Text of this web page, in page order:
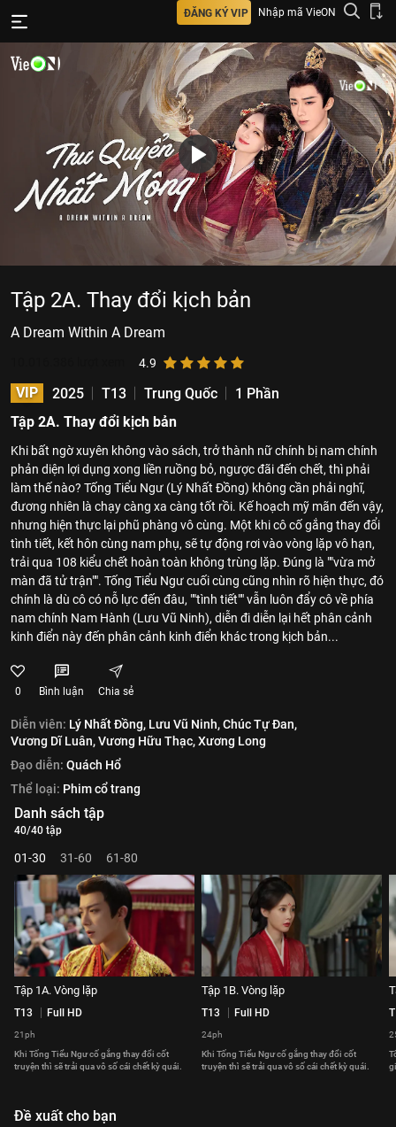
ĐĂNG KÝ VIP Nhập mã VieON
Tập 2A. Thay đổi kịch bản
A Dream Within A Dream
4.9
VIP 2025 T13 Trung Quốc
1 Phần
Tập 2A. Thay đổi kịch bản
Khi bất ngờ xuyên không vào sách, trở thành nữ chính bị nam chính
phản diện lợi dụng xong liền ruồng bỏ, ngược đãi đến chết, thì phải
làm thế nào? Tống Tiểu Ngư (Lý Nhất Đồng) không cần phải nghĩ,
đương nhiên là chạy càng xa càng tốt rồi. Kế hoạch mỹ mãn đến vậy,
nhưng hiện thực lại phũ phàng vô cùng. Một khi cô cố gắng thay đổi
tình tiết, kết hôn cùng nam phụ, sẽ tự động rơi vào vòng lặp vô hạn,
trải qua 108 kiểu chết hoàn toàn không trùng lặp. Đúng là ""vừa mở
màn đã tử trận"". Tống Tiểu Ngư cuối cùng cũng nhìn rõ hiện thực, đó
chính là dù cô có nỗ lực đến đâu, ""tình tiết"" vẫn luôn đẩy cô về phía
nam chính Nam Hành (Lưu Vũ Ninh), diễn đi diễn lại hết phân cảnh
kinh điển này đến phân cảnh kinh điển khác trong kịch bản...
0 Bình luận Chia sẻ
Diễn viên: Lý Nhất Đồng, Lưu Vũ Ninh,Chúc Tự Đan,
Vương Dĩ Luân,Vương Hữu Thạc,Xương Long
Đạo diễn: Quách Hổ
Thể loại: Phim cổ trang
Danh sách tập
40/40 tập
01-30 31-60 61-80
Tập 1A. Vòng lặp
T13 Full HD
21ph
Khi Tống Tiểu Ngư cố gắng thay đổi cốt
truyện thì sẽ trải qua vô số cái chết kỳ quái.
Tập 1B. Vòng lặp
T13 Full HD
24ph
Khi Tống Tiểu Ngư cố gắng thay đổi cốt
truyện thì sẽ trải qua vô số cái chết kỳ quái.
Đề xuất cho bạn